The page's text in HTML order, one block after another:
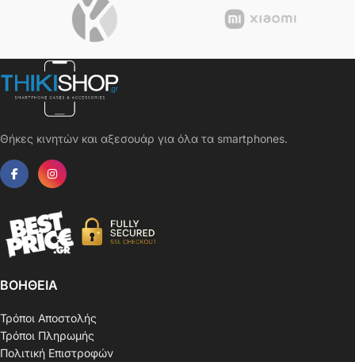
Θήκες κινητών και αξεσουάρ για όλα τα smartphones.
ΒΟΗΘΕΙΑ
Τρόποι Αποστολής
Τρόποι Πληρωμής
Πολιτική Επιστροφών